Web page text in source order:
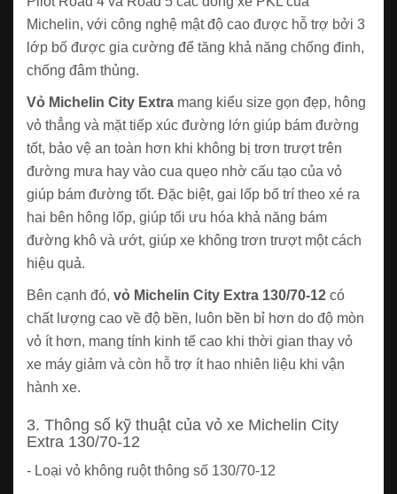
Michelin, với công nghệ mật độ cao được hỗ trợ bởi 3
lớp bố được gia cường để tăng khả năng chống đinh,
chống đâm thủng.
Vỏ Michelin City Extra mang kiểu size gọn đẹp, hông
vỏ thẳng và mặt tiếp xúc đường lớn giúp bám đường
tốt, bảo vệ an toàn hơn khi không bị trơn trượt trên
đường mưa hay vào cua quẹo nhờ cấu tạo của vỏ
giúp bám đường tốt. Đặc biệt, gai lốp bố trí theo xé ra
hai bên hông lốp, giúp tối ưu hóa khả năng bám
đường khô và ướt, giúp xe không trơn trượt một cách
hiệu quả.
Bên cạnh đó, vỏ Michelin City Extra 130/70-12 có
chất lượng cao về độ bền, luôn bền bỉ hơn do độ mòn
vỏ ít hơn, mang tính kinh tế cao khi thời gian thay vỏ
xe máy giảm và còn hỗ trợ ít hao nhiên liệu khi vận
hành xe.
3. Thông số kỹ thuật của vỏ xe Michelin City
Extra 130/70-12
- Loại vỏ không ruột thông số 130/70-12